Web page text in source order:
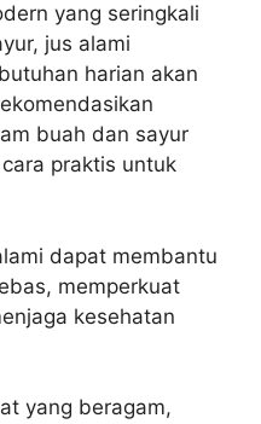
yang seringkali
jus alami
harian akan
buah dan sayur
praktis untuk
dapat membantu
memperkuat
kesehatan
yang beragam,